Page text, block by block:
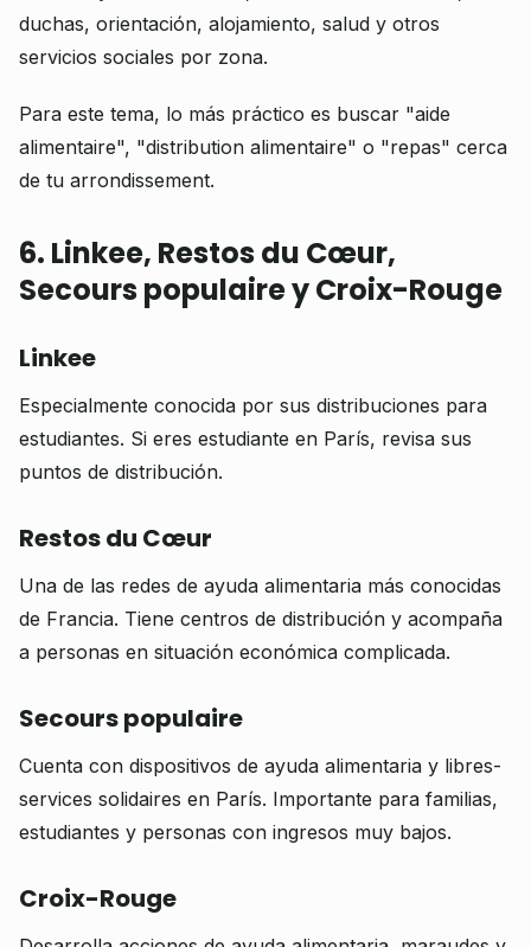
duchas, orientación, alojamiento, salud y otros
servicios sociales por zona.
Para este tema, lo más práctico es buscar "aide
alimentaire", "distribution alimentaire" o "repas" cerca
de tu arrondissement.
6. Linkee, Restos du Cœur,
Secours populaire y Croix-Rouge
Linkee
Especialmente conocida por sus distribuciones para
estudiantes. Si eres estudiante en París, revisa sus
puntos de distribución.
Restos du Cœur
Una de las redes de ayuda alimentaria más conocidas
de Francia. Tiene centros de distribución y acompaña
a personas en situación económica complicada.
Secours populaire
Cuenta con dispositivos de ayuda alimentaria y libres-
services solidaires en París. Importante para familias,
estudiantes y personas con ingresos muy bajos.
Croix-Rouge